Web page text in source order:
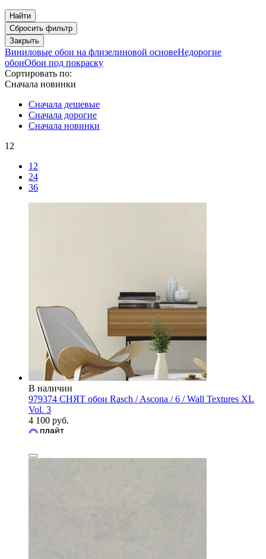
Найти
Сбросить фильтр
Закрыть
Виниловые обои на флизелиновой основеНедорогие
обоиОбои под покраску
Сортировать по:
Сначала новинки
Сначала дешевые
Сначала дорогие
Сначала новинки
12
12
24
36
В наличии
979374 СНЯТ обои Rasch / Ascona / 6 / Wall Textures XL
Vol. 3
4 100 руб.